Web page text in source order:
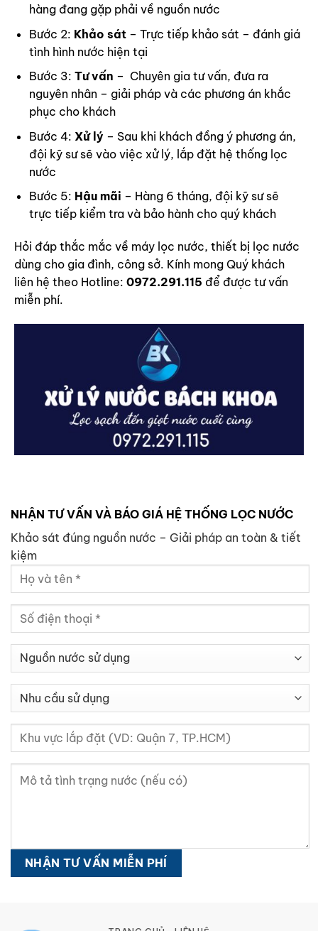
hàng đang gặp phải về nguồn nước
Bước 2: Khảo sát– Trực tiếp khảo sát – đánh giá
tình hình nước hiện tại
Bước 3: Tư vấn – Chuyên gia tư vấn, đưa ra
nguyên nhân – giải pháp và các phương án khắc
phục cho khách
Bước 4: Xử lý – Sau khi khách đồng ý phương án,
đội kỹ sư sẽ vào việc xử lý, lắp đặt hệ thống lọc
nước
Bước 5: Hậu mãi – Hàng 6 tháng, đội kỹ sư sẽ
trực tiếp kiểm tra và bảo hành cho quý khách
Hỏi đáp thắc mắc về máy lọc nước, thiết bị lọc nước
dùng cho gia đình, công sở. Kính mong Quý khách
liên hệ theo Hotline: 0972.291.115 để được tư vấn
miễn phí.
NHẬN TƯ VẤN VÀ BÁO GIÁ HỆ THỐNG LỌC NƯỚC
Khảo sát đúng nguồn nước – Giải pháp an toàn & tiết
kiệm